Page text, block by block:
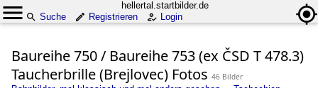
hellertal.startbilder.de
Suche
Registrieren Login
Baureihe 750 / Baureihe 753 (ex ČSD T 478.3)
Taucherbrille (Brejlovec) Fotos 46 Bilder